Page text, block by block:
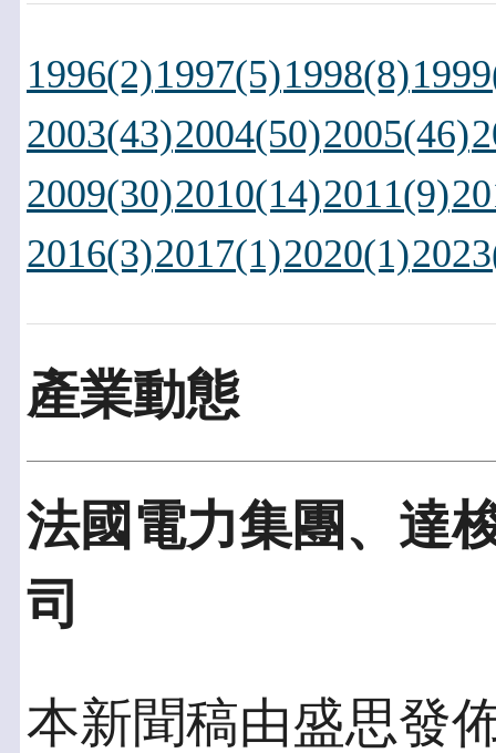
1996(2)1997(5)1998(8)
2003(43)2004(50)2005(46)
2009(30)2010(14)2011(9)
2016(3)2017(1)2020(1)
產業動態
法國電力集團、達
司
本新聞稿由盛思發